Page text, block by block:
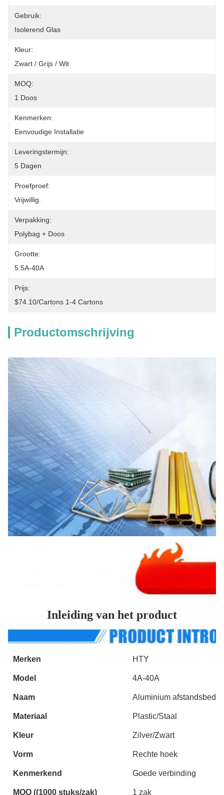
Gebruik:
Isolerend Glas
Kleur:
Zwart / Grijs / Wit
MOQ:
1 Doos
Kenmerken:
Eenvoudige Installatie
Leveringstermijn:
5 Dagen
Proefproef:
Vrijwillig.
Verpakking:
Polybag + Doos
Grootte:
5.5A-40A
Prijs:
$74.10/cartons 1-4 Cartons
Productomschrijving
Inleiding van het product
Merken HTY
Model 4A-40A
Naam Aluminium
Materiaal Plastic/Staal
Kleur Zilver/Zwart
Vorm Rechte hoek
Kenmerkend Goede verbinding
MOQ ((1000 stuks/zak) 1 zak